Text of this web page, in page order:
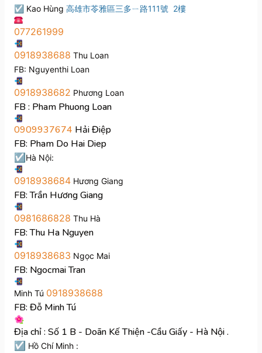
☑ Kao Hùng 高雄市苓雅區三多ㄧ路111號 2樓
077261999
0918938688 Thu Loan
FB: Nguyenthi Loan
0918938682 Phương Loan
FB : Pham Phuong Loan
0909937674 Hải Điệp
FB: Pham Do Hai Diep
☑Hà Nội:
0918938684 Hương Giang
FB: Trần Hương Giang
0981686828 Thu Hà
FB: Thu Ha Nguyen
0918938683 Ngọc Mai
FB: Ngocmai Tran
Minh Tú 0918938688
FB: Đỗ Minh Tú
Địa chỉ : Số 1 B - Doãn Kế Thiện -Cầu Giấy - Hà Nội .
☑ Hồ Chí Minh :